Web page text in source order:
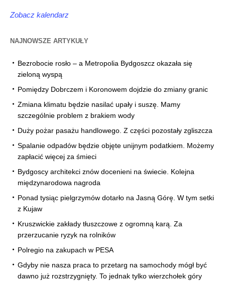
Zobacz kalendarz
NAJNOWSZE ARTYKUŁY
Bezrobocie rosło – a Metropolia Bydgoszcz okazała się
zieloną wyspą
Pomiędzy Dobrczem i Koronowem dojdzie do zmiany granic
Zmiana klimatu będzie nasilać upały i suszę. Mamy
szczególnie problem z brakiem wody
Duży pożar pasażu handlowego. Z części pozostały zgliszcza
Spalanie odpadów będzie objęte unijnym podatkiem. Możemy
zapłacić więcej za śmieci
Bydgoscy architekci znów docenieni na świecie. Kolejna
międzynarodowa nagroda
Ponad tysiąc pielgrzymów dotarło na Jasną Górę. W tym setki
z Kujaw
Kruszwickie zakłady tłuszczowe z ogromną karą. Za
przerzucanie ryzyk na rolników
Polregio na zakupach w PESA
Gdyby nie nasza praca to przetarg na samochody mógł być
dawno już rozstrzygnięty. To jednak tylko wierzchołek góry